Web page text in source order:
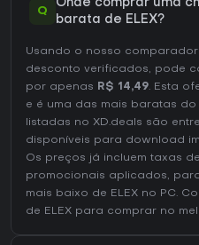
Q
Onde comprar uma
barata de ELEX?
Usando o nosso
desconto verificados, pode
por apenas R$ 14,49. Esta
e é uma das mais baratas
listadas no XD.deals são
disponíveis para download
Os preços já incluem taxas
promocionais aplicados,
mais baixo de ELEX no PC.
de ELEX para comprar no